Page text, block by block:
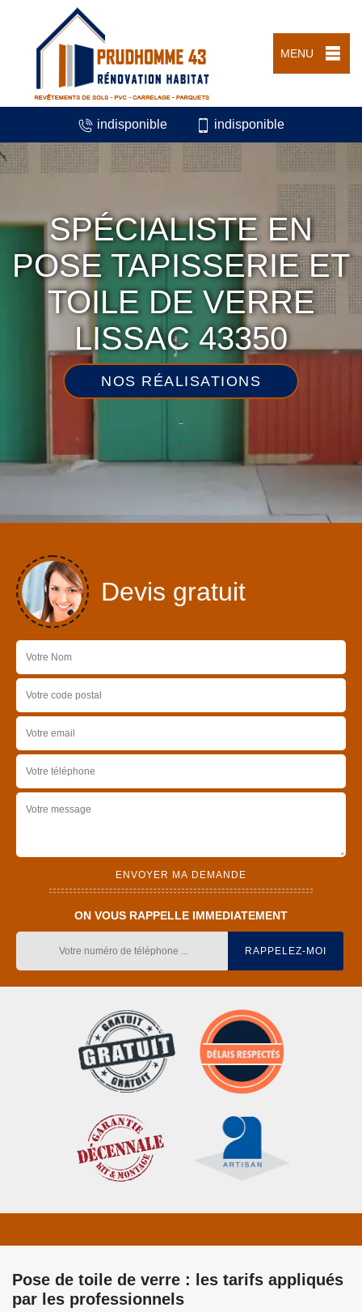
MENU
indisponible indisponible
SPÉCIALISTE EN
POSE TAPISSERIE ET
TOILE DE VERRE
LISSAC 43350
NOS RÉALISATIONS
Devis gratuit
ON VOUS RAPPELLE IMMEDIATEMENT
Pose de toile de verre : les tarifs appliqués
par les professionnels